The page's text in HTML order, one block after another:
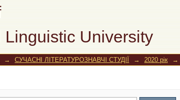
Linguistic University
→ СУЧАСНІ ЛІТЕРАТУРОЗНАВЧІ СТУДІЇ → 2020 рік →